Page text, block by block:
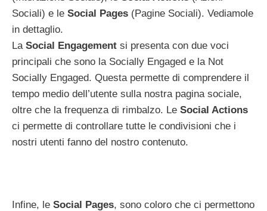
Sociali) e le Social Pages (Pagine Sociali). Vediamole
in dettaglio.
La Social Engagement si presenta con due voci
principali che sono la Socially Engaged e la Not
Socially Engaged. Questa permette di comprendere il
tempo medio dell’utente sulla nostra pagina sociale,
oltre che la frequenza di rimbalzo. Le Social Actions
ci permette di controllare tutte le condivisioni che i
nostri utenti fanno del nostro contenuto.
Infine, le Social Pages, sono coloro che ci permettono